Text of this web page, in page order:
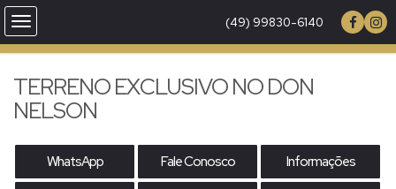
(49) 99830-6140
TERRENO EXCLUSIVO NO DON
NELSON
WhatsApp Fale Conosco Informações